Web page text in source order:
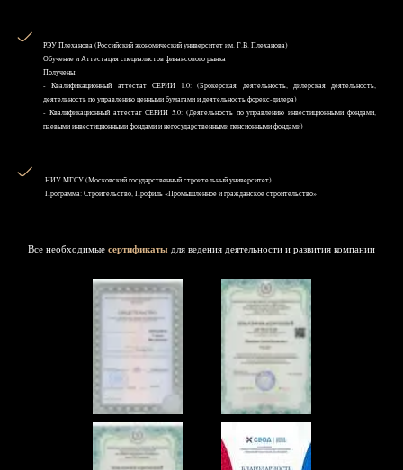
РЭУ Плеханова (Российский экономический университет им. Г.В. Плеханова)
Обучение и Аттестация специалистов финансового рынка
Получены:
- Квалификационный аттестат СЕРИИ 1.0: (Брокерская деятельность, дилерская деятельность,
деятельность по управлению ценными бумагами и деятельность форекс-дилера)
- Квалификационный аттестат СЕРИИ 5.0: (Деятельность по управлению инвестиционными фондами,
паевыми инвестиционными фондами и негосударственными пенсионными фондами)
НИУ MГСУ (Московский государственный строительный университет)
Программа: Строительство, Профиль «Промышленное и гражданское строительство»
Все необходимые сертификаты для ведения деятельности и развития компании